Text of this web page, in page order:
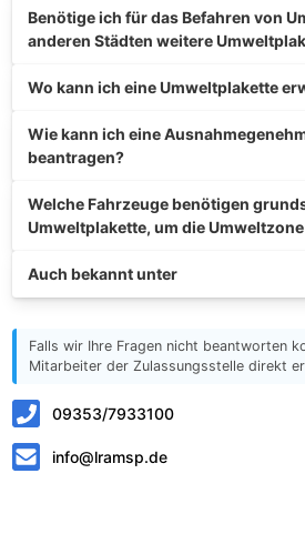
Benötige ich für das Befahren von
anderen Städten weitere
Wo kann ich eine Umweltplakette
Wie kann ich eine
beantragen?
Welche Fahrzeuge benötigen
Umweltplakette, um die
Auch bekannt unter
Falls wir Ihre Fragen nicht beantworten
Mitarbeiter der Zulassungsstelle direkt
09353/7933100
info@lramsp.de